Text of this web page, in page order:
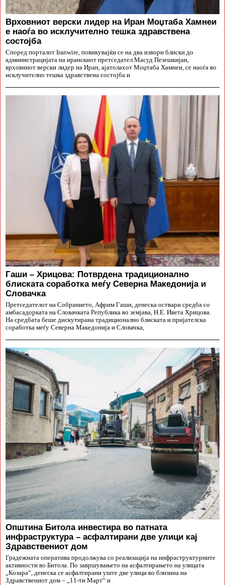
Врховниот верски лидер на Иран Моџтаба Хамнеи
е наоѓа во исклучително тешка здравствена
состојба
Според порталот Iranwire, повикувајќи се на два извори блиски до
администрацијата на иранскиот претседател Масуд Пезешкијан,
врховниот верски лидер на Иран, ајатолахот Моџтаба Хамнеи, се наоѓа во
исклучително тешка здравствена состојба и
Гаши – Хрицова: Потврдена традиционално
блиската соработка меѓу Северна Македонија и
Словачка
Претседателот на Собранието, Африм Гаши, денеска оствари средба со
амбасадорката на Словачката Република во земјава, Н.Е. Ивета Хрицова.
На средбата беше дискутирана традиционално блиската и пријателска
соработка меѓу Северна Македонија и Словачка,
Општина Битола инвестира во патната
инфраструктура – асфалтирани две улици кај
Здравствениот дом
Градежната оператива продолжува со реализација на инфраструктурните
активности во Битола. По завршувањето на асфалтирањето на улицата
„Козара“, денеска се асфалтирани уште две улици во близина на
Здравствениот дом – „11-ти Март“ и